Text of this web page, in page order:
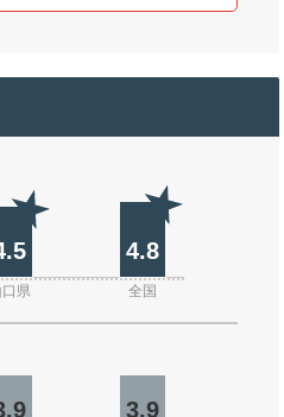
4.8
口県 全国
3.9